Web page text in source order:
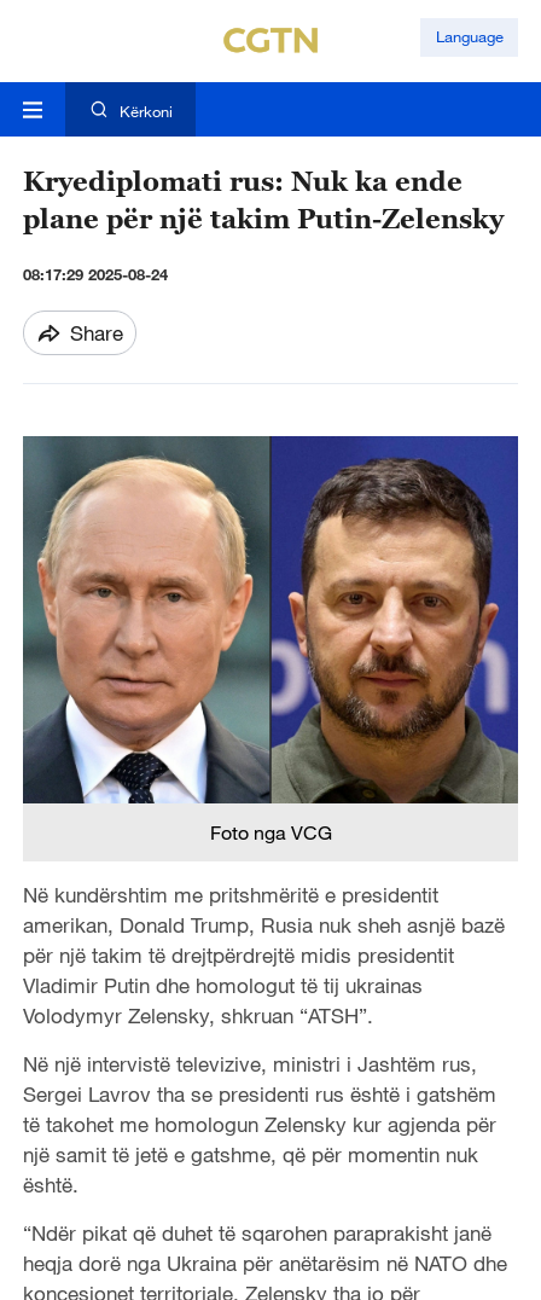
Language
Kërkoni
Kryediplomati rus: Nuk ka ende
plane për një takim Putin-Zelensky
08:17:29 2025-08-24
Share
Foto nga VCG
Në kundërshtim me pritshmëritë e presidentit
amerikan, Donald Trump, Rusia nuk sheh asnjë bazë
për një takim të drejtpërdrejtë midis presidentit
Vladimir Putin dhe homologut të tij ukrainas
Volodymyr Zelensky, shkruan “ATSH”.
Në një intervistë televizive, ministri i Jashtëm rus,
Sergei Lavrov tha se presidenti rus është i gatshëm
të takohet me homologun Zelensky kur agjenda për
një samit të jetë e gatshme, që për momentin nuk
është.
“Ndër pikat që duhet të sqarohen paraprakisht janë
heqja dorë nga Ukraina për anëtarësim në NATO dhe
koncesionet territoriale. Zelensky tha jo për